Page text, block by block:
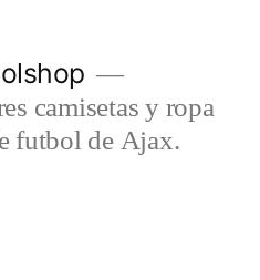
camisetas y ropa
futbol de Ajax.